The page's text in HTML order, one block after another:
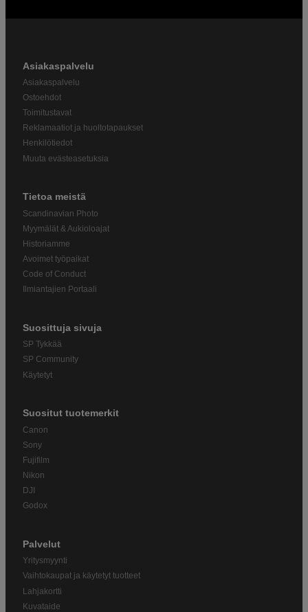
Asiakaspalvelu
Asiakaspalvelu
Ostoehdot
Toimitustavat
Reklamaatiot ja huoltotapaukset
Henkilötiedot
Muuta evästeasetuksia
Tietoa meistä
Scandinavian Photo
Myymälät & Aukioloajat
Historiamme
Avoimet työpaikat
Code of Conduct
Ilmiantajien Portaali
Suosittuja sivuja
SP Tykkää
SP Community
Käytetyt
Suositut tuotemerkit
Canon
Sony
Fujifilm
Nikon
DJI
Godox
Palvelut
Yritysmyynti
Vaihtokaupat ja käytetyt tuotteet
Lahjakortti
Kuvataide